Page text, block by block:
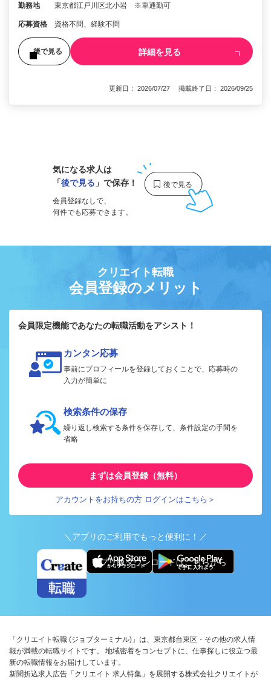
勤務地 東京都江戸川区北小岩 ※車通勤可
応募資格 資格不問、経験不問
後で見る 詳細を見る
更新日： 2026/07/27 掲載終了日： 2026/09/25
気になる求人は
「後で見る 」で保存！
会員登録なしで、
何件でも応募できます。
クリエイト転職
会員登録のメリット
会員限定機能であなたの転職活動をアシスト！
カンタン応募
事前にプロフィールを登録しておくことで、応募時の
入力が簡単に
検索条件の保存
繰り返し検索する条件を保存して、条件設定の手間を
省略
まずは会員登録（無料）
アカウントをお持ちの方 ログインはこちら＞
＼アプリのご利用でもっと便利に！／
アプリ版ダウンロードはこちらから
「クリエイト転職 (ジョブターミナル)」は、東京都台東区・その他の求人情
報が満載の転職サイトです。 地域密着をコンセプトに、仕事探しに役立つ最
新の転職情報をお届けしています。
新聞折込求人広告「クリエイト 求人特集」を展開する株式会社クリエイトが